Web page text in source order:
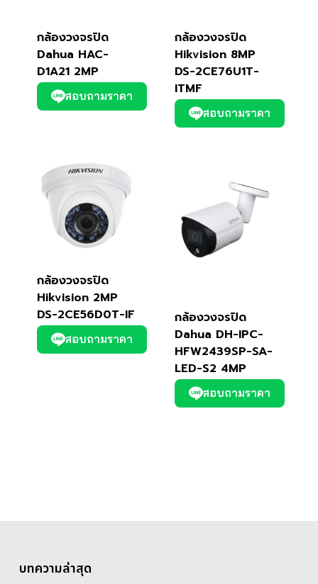
กล้องวงจรปิด
Dahua HAC-
D1A21 2MP
สอบถามราคา
กล้องวงจรปิด
Hikvision 8MP
DS-2CE76U1T-
ITMF
สอบถามราคา
กล้องวงจรปิด
Hikvision 2MP
DS-2CE56D0T-IF
สอบถามราคา
กล้องวงจรปิด
Dahua DH-IPC-
HFW2439SP-SA-
LED-S2 4MP
สอบถามราคา
บทความล่าสุด